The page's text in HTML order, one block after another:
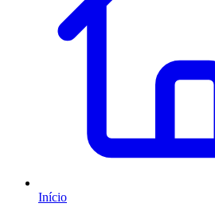
Início